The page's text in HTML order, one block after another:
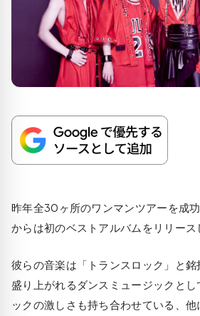
昨年全30ヶ所のワンマンツアーを成
からは初のベストアルバムをリリース
彼らの音楽は「トランスロック」と
盛り上がれるダンスミュージックと
ックの激しさも持ち合わせている、